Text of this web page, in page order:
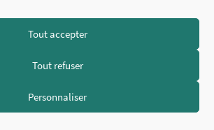
Tout accepter
Tout refuser
Personnaliser
SUIVEZ-NOUS